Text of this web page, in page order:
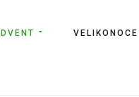
VELIKONOCE